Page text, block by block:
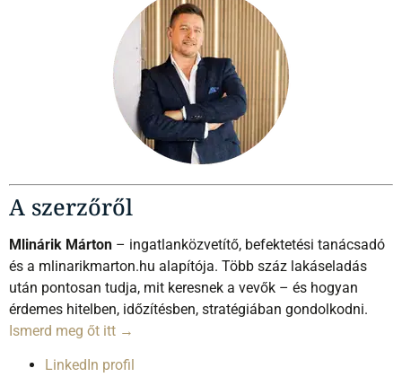
A szerzőről
Mlinárik Márton – ingatlanközvetítő, befektetési tanácsadó
és a mlinarikmarton.hu alapítója. Több száz lakáseladás
után pontosan tudja, mit keresnek a vevők – és hogyan
érdemes hitelben, időzítésben, stratégiában gondolkodni.
Ismerd meg őt itt →
LinkedIn profil